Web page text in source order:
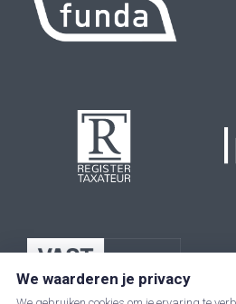
We waarderen je privacy